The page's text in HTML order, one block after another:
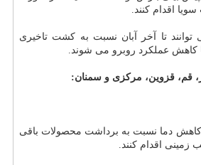
اقدام كنند.
توانند تا آخر آبان نسبت به كشت تاخیری
كاهش عملكرد روبرو می شوند.
قم، قزوین، مركزی و سمنان:
كاهش دما نسبت به برداشت محصولات باقی
اقدام كنند.